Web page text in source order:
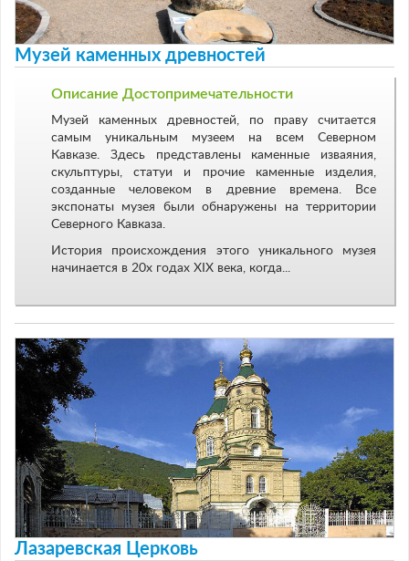
Музей каменных древностей
Описание Достопримечательности
Музей каменных древностей, по праву считается
самым уникальным музеем на всем Северном
Кавказе. Здесь представлены каменные изваяния,
скульптуры, статуи и прочие каменные изделия,
созданные человеком в древние времена. Все
экспонаты музея были обнаружены на территории
Северного Кавказа.
История происхождения этого уникального музея
начинается в 20х годах ХIХ века, когда...
Лазаревская Церковь